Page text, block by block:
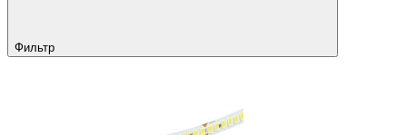
Фильтр